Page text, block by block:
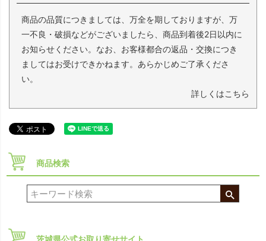
商品の品質につきましては、万全を期しておりますが、万
一不良・破損などがございましたら、商品到着後2日以内に
お知らせください。なお、お客様都合の返品・交換につき
ましてはお受けできかねます。あらかじめご了承くださ
い。
詳しくはこちら
商品検索